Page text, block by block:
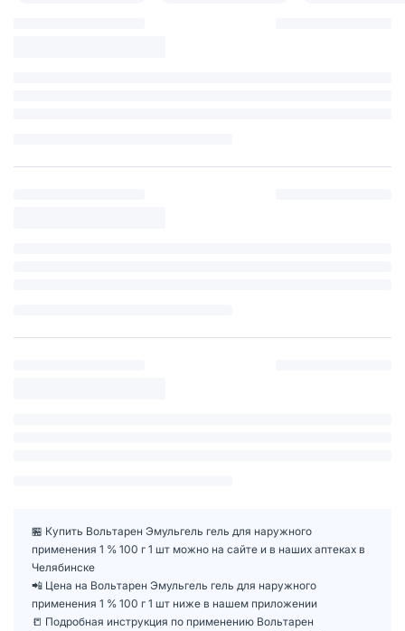
🏪 Купить Вольтарен Эмульгель гель для наружного
применения 1 % 100 г 1 шт можно на сайте и в наших аптеках в
Челябинске
📲 Цена на Вольтарен Эмульгель гель для наружного
применения 1 % 100 г 1 шт ниже в нашем приложении
📒 Подробная инструкция по применению Вольтарен